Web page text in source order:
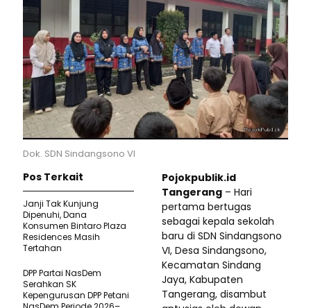
Dok. SDN Sindangsono VI
Pojokpublik.id
Tangerang – Hari
pertama bertugas
sebagai kepala sekolah
baru di SDN Sindangsono
VI, Desa Sindangsono,
Kecamatan Sindang
Jaya, Kabupaten
Tangerang, disambut
Pos Terkait
Janji Tak Kunjung
Dipenuhi, Dana
Konsumen Bintaro Plaza
Residences Masih
Tertahan
DPP Partai NasDem
Serahkan SK
Kepengurusan DPP Petani